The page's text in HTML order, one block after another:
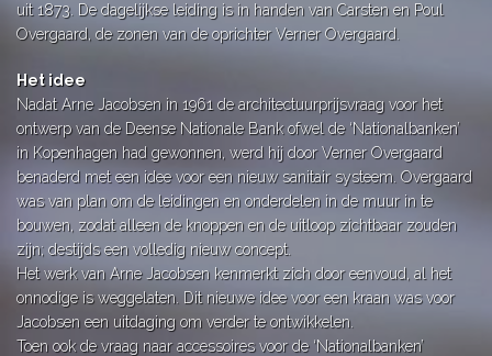
uit 1873. De dagelijkse leiding is in handen van Carsten en Poul
Overgaard, de zonen van de oprichter Verner Overgaard.
Het idee
Nadat Arne Jacobsen in 1961 de architectuurprijsvraag voor het
ontwerp van de Deense Nationale Bank ofwel de ‘Nationalbanken’
in Kopenhagen had gewonnen, werd hij door Verner Overgaard
benaderd met een idee voor een nieuw sanitair systeem. Overgaard
was van plan om de leidingen en onderdelen in de muur in te
bouwen, zodat alleen de knoppen en de uitloop zichtbaar zouden
zijn; destijds een volledig nieuw concept.
Het werk van Arne Jacobsen kenmerkt zich door eenvoud, al het
onnodige is weggelaten. Dit nieuwe idee voor een kraan was voor
Jacobsen een uitdaging om verder te ontwikkelen.
Toen ook de vraag naar accessoires voor de ‘Nationalbanken’